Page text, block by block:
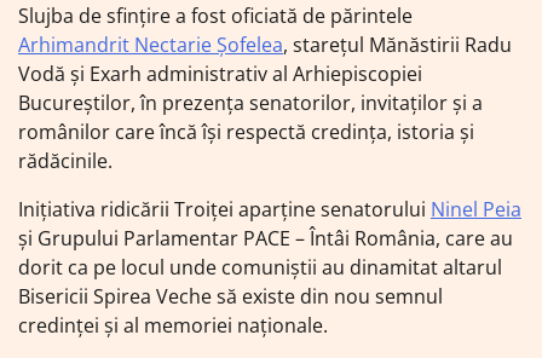
Slujba de sfințire a fost oficiată de părintele
Arhimandrit Nectarie Șofelea, starețul Mănăstirii Radu
Vodă și Exarh administrativ al Arhiepiscopiei
Bucureștilor, în prezența senatorilor, invitaților și a
românilor care încă își respectă credința, istoria și
rădăcinile.
Inițiativa ridicării Troiței aparține senatorului Ninel Peia
și Grupului Parlamentar PACE – Întâi România, care au
dorit ca pe locul unde comuniștii au dinamitat altarul
Bisericii Spirea Veche să existe din nou semnul
credinței și al memoriei naționale.